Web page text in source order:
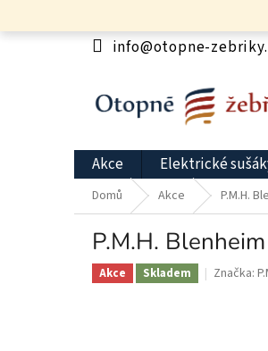
info@otopne-
Akce Elektrické
Domů Akce P.M.H.
P.M.H.
Akce Skladem Značka: